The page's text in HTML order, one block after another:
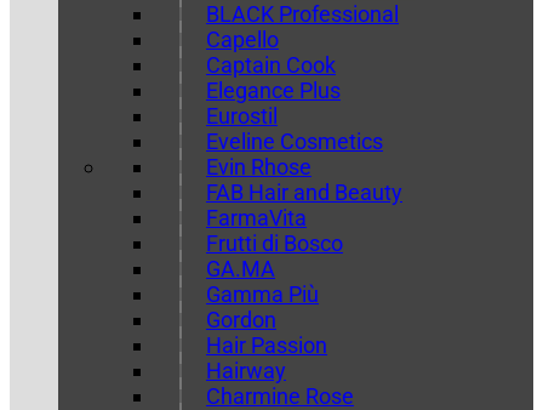
BLACK Professional
Capello
Captain Cook
Elegance Plus
Eurostil
Eveline Cosmetics
Evin Rhose
FAB Hair and Beauty
FarmaVita
Frutti di Bosco
GA.MA
Gamma Più
Gordon
Hair Passion
Hairway
Charmine Rose